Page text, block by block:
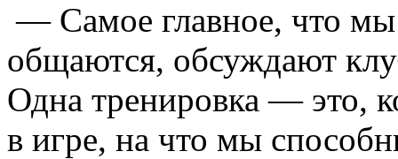
— Самое главное, что мы
общаются, обсуждают
Одна тренировка — это,
в игре, на что мы